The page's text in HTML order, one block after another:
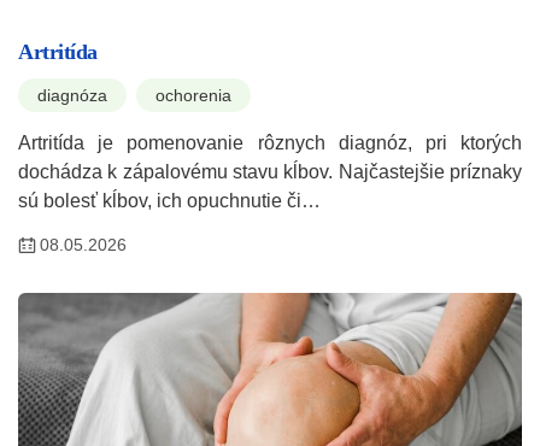
Artritída
diagnóza ochorenia
Artritída je pomenovanie rôznych diagnóz, pri ktorých
dochádza k zápalovému stavu kĺbov. Najčastejšie príznaky
sú bolesť kĺbov, ich opuchnutie či…
08.05.2026